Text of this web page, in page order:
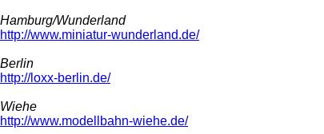
Hamburg/Wunderland
http://www.miniatur-wunderland.de/
Berlin
http://loxx-berlin.de/
Wiehe
http://www.modellbahn-wiehe.de/